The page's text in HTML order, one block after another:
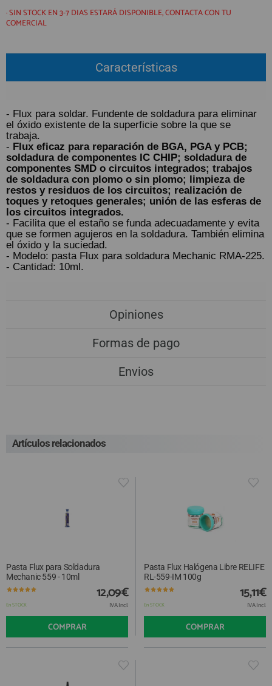
GUÍA DE COMPRA
(+34)912 477 744
También atendemos Whatsapp
info@preciosadictos.com
REGISTRO PROFESIONAL
· SIN STOCK EN 3-7 DIAS ESTARÁ DISPONIBLE, CONTACTA CON TU
COMERCIAL
Características
- Flux para soldar. Fundente de soldadura para eliminar
el óxido existente de la superficie sobre la que se
trabaja.
- Flux eficaz para reparación de BGA, PGA y PCB;
soldadura de componentes IC CHIP; soldadura de
componentes SMD o circuitos integrados; trabajos
de soldadura con plomo o sin plomo; limpieza de
restos y residuos de los circuitos; realización de
toques y retoques generales; unión de las esferas de
los circuitos integrados.
- Facilita que el estaño se funda adecuadamente y evita
que se formen agujeros en la soldadura. También elimina
el óxido y la suciedad.
- Modelo: pasta Flux para soldadura Mechanic RMA-225.
- Cantidad: 10ml.
Opiniones
Formas de pago
Envios
Artículos relacionados
Pasta Flux para Soldadura
Mechanic 559 - 10ml
En STOCK
12,09€
IVA Incl.
COMPRAR
Pasta Flux Halógena Libre RELIFE
RL-559-IM 100g
En STOCK
15,11€
IVA Incl.
COMPRAR